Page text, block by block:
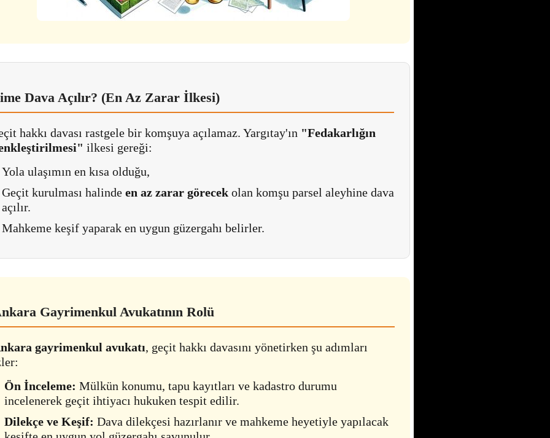
Dava Açılır? (En Az Zarar İlkesi)
hakkı davası rastgele bir komşuya açılamaz. Yargıtay'ın "Fedakarlığın
ilkesi gereği:
Yola ulaşımın en kısa olduğu,
Geçit kurulması halinde en az zarar görecek olan komşu parsel aleyhine dava
açılır.
Mahkeme keşif yaparak en uygun güzergahı belirler.
Gayrimenkul Avukatının Rolü
gayrimenkul avukatı, geçit hakkı davasını yönetirken şu adımları
Ön İnceleme: Mülkün konumu, tapu kayıtları ve kadastro durumu
incelenerek geçit ihtiyacı hukuken tespit edilir.
Dilekçe ve Keşif: Dava dilekçesi hazırlanır ve mahkeme heyetiyle yapılacak